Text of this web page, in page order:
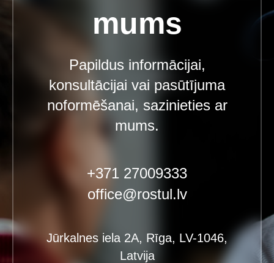
mums
Papildus informācijai,
konsultācijai vai pasūtījuma
noformēšanai, sazinieties ar
mums.
+371 27009333
office@rostul.lv
Jūrkalnes iela 2A, Rīga, LV-1046,
Latvija